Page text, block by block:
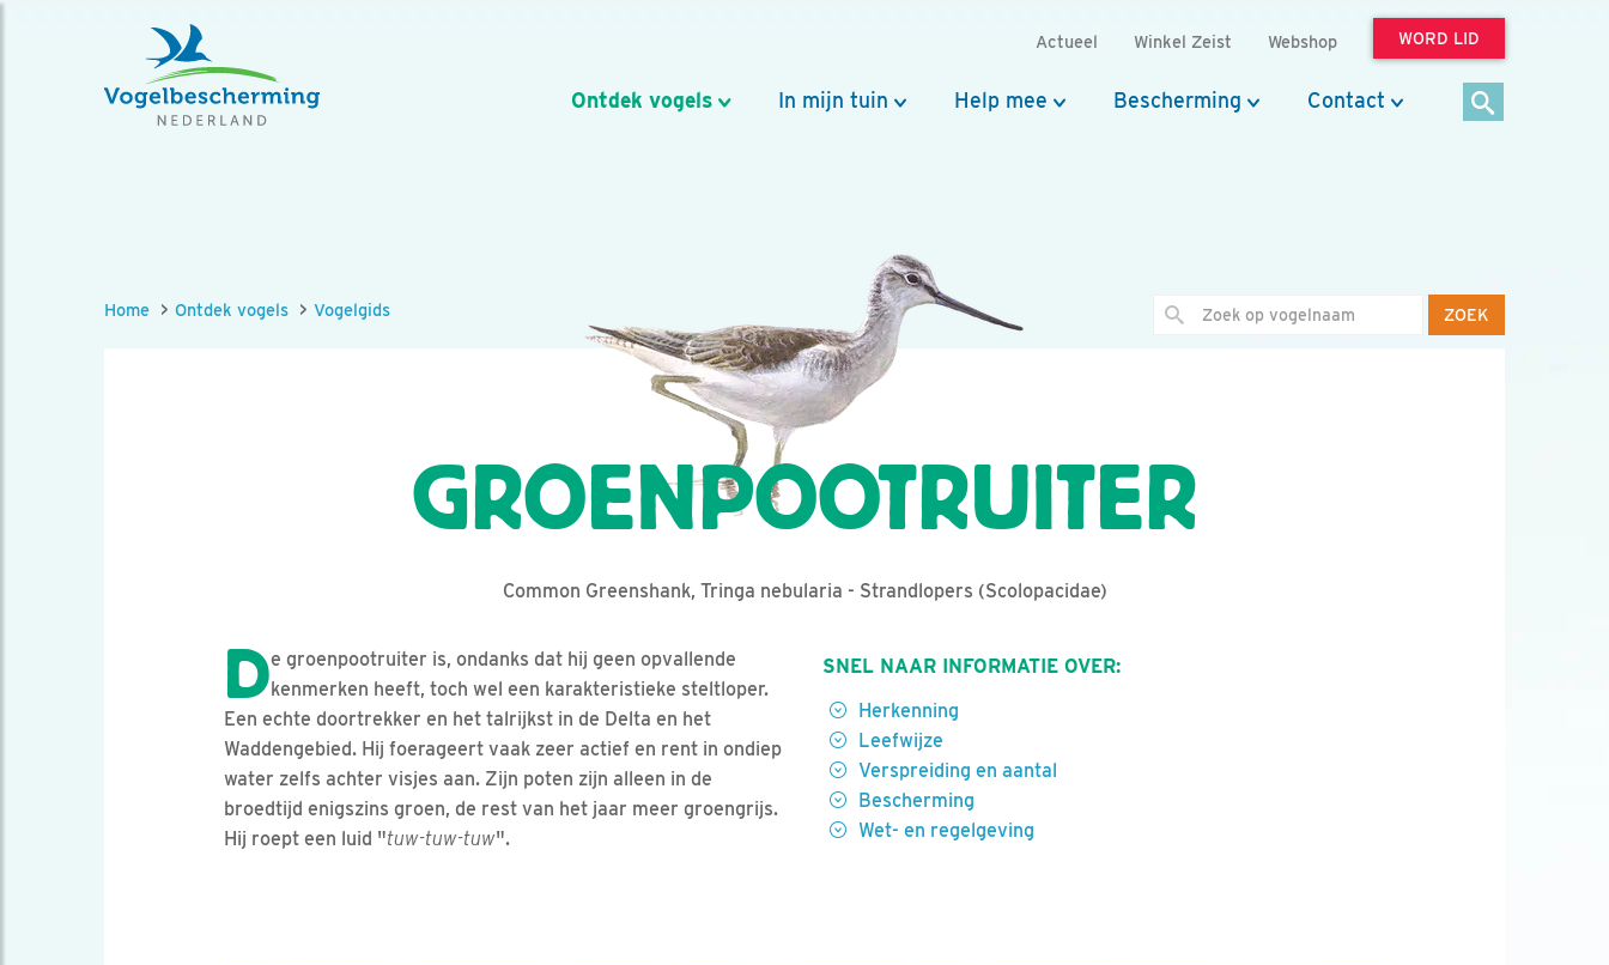
Actueel Winkel Zeist Webshop WORD LID
Ontdek vogels In mijn tuin Help mee Bescherming Contact
ZOEK
Home Ontdek vogels Vogelgids
GROENPOOTRUITER
Common Greenshank, Tringa nebularia - Strandlopers (Scolopacidae)
De groenpootruiter is, ondanks dat hij geen opvallende
kenmerken heeft, toch wel een karakteristieke steltloper.
Een echte doortrekker en het talrijkst in de Delta en het
Waddengebied. Hij foerageert vaak zeer actief en rent in ondiep
water zelfs achter visjes aan. Zijn poten zijn alleen in de
broedtijd enigszins groen, de rest van het jaar meer groengrijs.
Hij roept een luid "tuw-tuw-tuw".
SNEL NAAR INFORMATIE OVER:
Herkenning
Leefwijze
Verspreiding en aantal
Bescherming
Wet- en regelgeving